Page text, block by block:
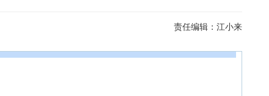
责任编辑： 江小来